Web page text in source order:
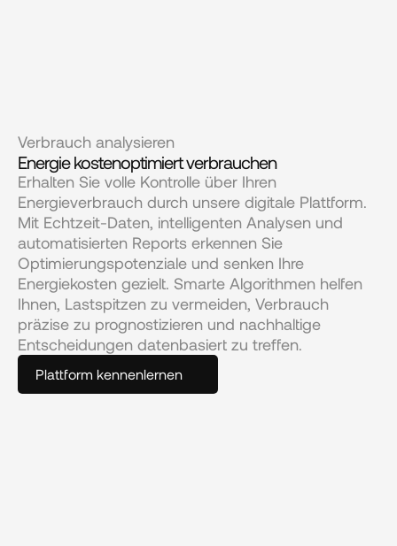
Verbrauch analysieren
Energie kostenoptimiert verbrauchen
Erhalten Sie volle Kontrolle über Ihren
Energieverbrauch durch unsere digitale Plattform.
Mit Echtzeit-Daten, intelligenten Analysen und
automatisierten Reports erkennen Sie
Optimierungspotenziale und senken Ihre
Energiekosten gezielt. Smarte Algorithmen helfen
Ihnen, Lastspitzen zu vermeiden, Verbrauch
präzise zu prognostizieren und nachhaltige
Entscheidungen datenbasiert zu treffen.
Plattform kennenlernen